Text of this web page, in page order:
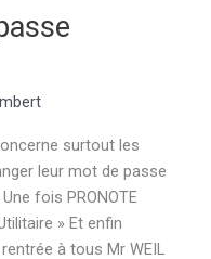
surtout les
leur mot de passe
fois PRONOTE
» Et enfin
à tous Mr WEIL